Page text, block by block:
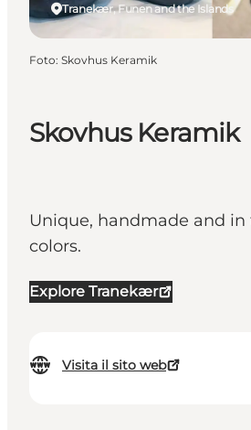
Skovhus Keramik
Unique, handmade and
colors.
Explore Tranekær
Visita il sito web
Tranekær, Funen and the Islands
Foto: Skovhus Keramik